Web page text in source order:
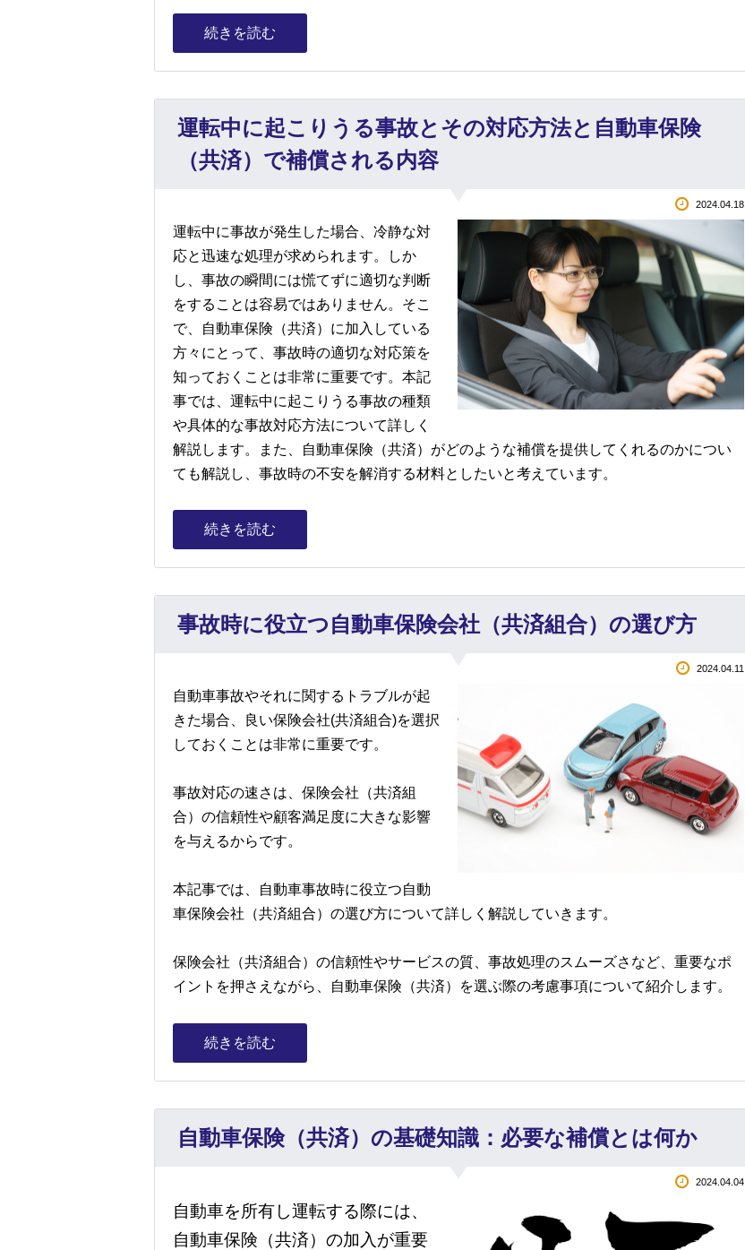
続きを読む
運転中に起こりうる事故とその対応方法と自動車保険
（共済）で補償される内容
2024.04.18
運転中に事故が発生した場合、冷静な対
応と迅速な処理が求められます。しか
し、事故の瞬間には慌てずに適切な判断
をすることは容易ではありません。そこ
で、自動車保険（共済）に加入している
方々にとって、事故時の適切な対応策を
知っておくことは非常に重要です。本記
事では、運転中に起こりうる事故の種類
や具体的な事故対応方法について詳しく
解説します。また、自動車保険（共済）がどのような補償を提供してくれるのかについ
ても解説し、事故時の不安を解消する材料としたいと考えています。
続きを読む
事故時に役立つ自動車保険会社（共済組合）の選び方
2024.04.11
自動車事故やそれに関するトラブルが起
きた場合、良い保険会社(共済組合)を選択
しておくことは非常に重要です。
事故対応の速さは、保険会社（共済組
合）の信頼性や顧客満足度に大きな影響
を与えるからです。
本記事では、自動車事故時に役立つ自動
車保険会社（共済組合）の選び方について詳しく解説していきます。
保険会社（共済組合）の信頼性やサービスの質、事故処理のスムーズさなど、重要なポ
イントを押さえながら、自動車保険（共済）を選ぶ際の考慮事項について紹介します。
続きを読む
自動車保険（共済）の基礎知識：必要な補償とは何か
2024.04.04
自動車を所有し運転する際には、
自動車保険（共済）の加入が重要